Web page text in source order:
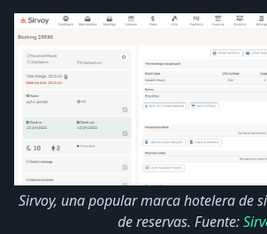
Sirvoy, una popular marca hotelera de
de reservas. Fuente: